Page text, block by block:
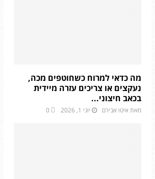
מה כדאי למרוח כשחוטפים מכה,
נעקצים או צריכים עזרה מיידית
בכאב חיצוני...
מאת איטו אבירם יוני 1, 2026 0